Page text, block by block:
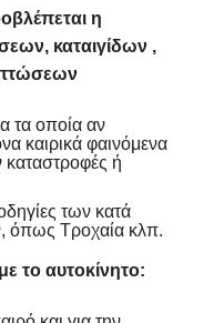
η
καταιγίδων ,
τα οποία αν
καιρικά φαινόμενα
καταστροφές ή
των κατά
όπως Τροχαία κλπ.
το αυτοκίνητο: